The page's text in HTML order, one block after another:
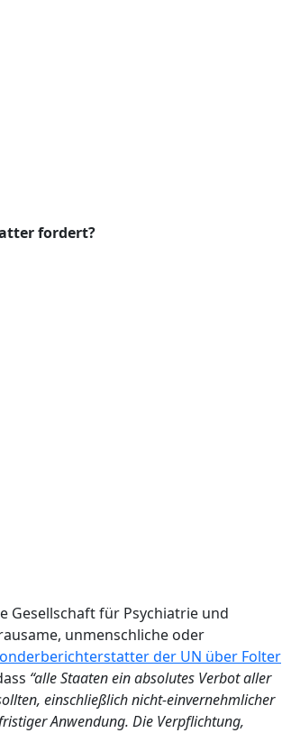
fordert?
Gesellschaft für Psychiatrie und
unmenschliche oder
der UN über Folter
“alle Staaten ein absolutes Verbot aller
einschließlich nicht-einvernehmlicher
Anwendung. Die Verpflichtung,